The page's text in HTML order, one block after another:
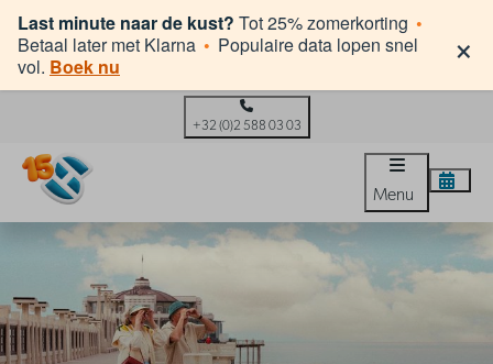
Last minute naar de kust? Tot 25% zomerkorting •
Betaal later met Klarna • Populaire data lopen snel
vol. Boek nu ×
+32 (0)2 588 03 03
Menu